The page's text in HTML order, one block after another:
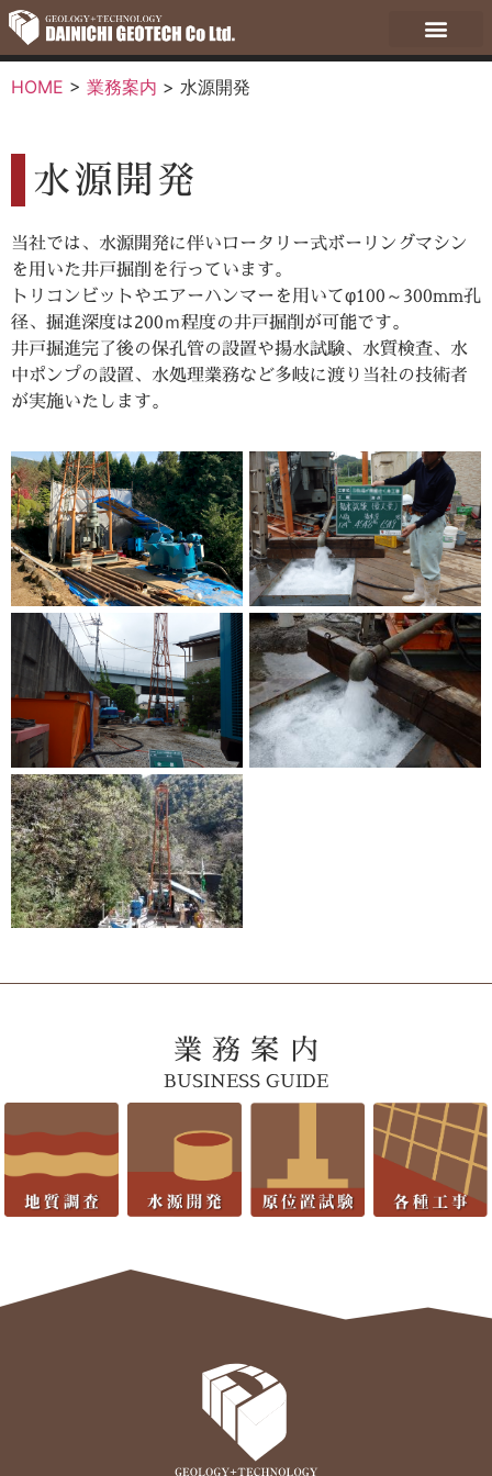
HOME > 業務案内 > 水源開発
水源開発
当社では、水源開発に伴いロータリー式ボーリングマシン
を用いた井戸掘削を行っています。
トリコンビットやエアーハンマーを用いてφ100～300mm孔
径、掘進深度は200ｍ程度の井戸掘削が可能です。
井戸掘進完了後の保孔管の設置や揚水試験、水質検査、水
中ポンプの設置、水処理業務など多岐に渡り当社の技術者
が実施いたします。
業 務 案 内
BUSINESS GUIDE